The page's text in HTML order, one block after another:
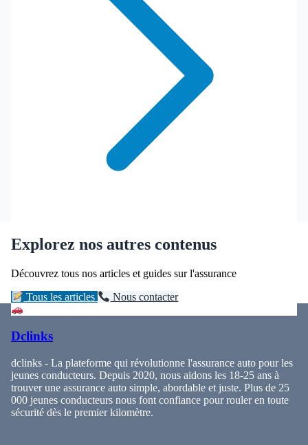
Explorez nos autres contenus
Découvrez tous nos articles et guides sur l'assurance
Tous les articles Nous contacter
Dclinks
dclinks - La plateforme qui révolutionne l'assurance auto pour les
jeunes conducteurs. Depuis 2020, nous aidons les 18-25 ans à
trouver une assurance auto simple, abordable et juste. Plus de 25
000 jeunes conducteurs nous font confiance pour rouler en toute
sécurité dès le premier kilomètre.